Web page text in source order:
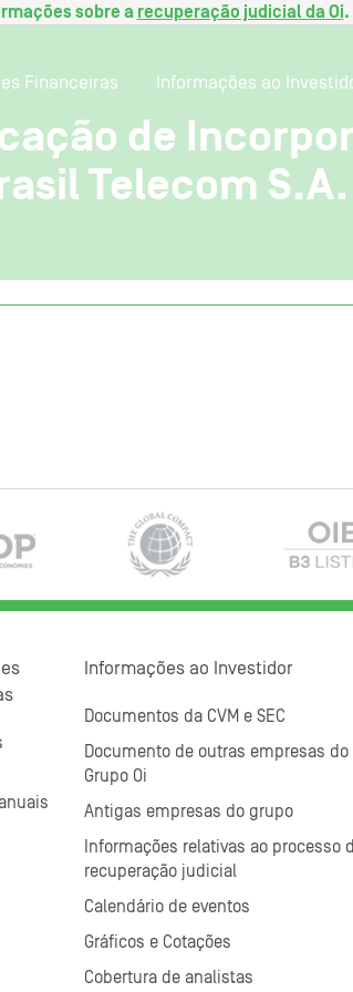
sobre a recuperação judicial da Oi.
Financeiras Informações ao
de
Telecom S.A.
Informações ao Investidor
Documentos da CVM e SEC
Documento de outras empresas
Grupo Oi
Antigas empresas do grupo
Informações relativas ao processo
recuperação judicial
Calendário de eventos
Gráficos e Cotações
Cobertura de analistas